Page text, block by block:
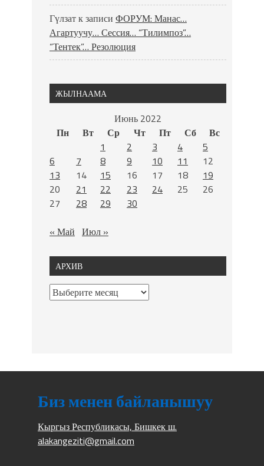
Гүлзатк записи ФОРУМ: Манас…
Агартуучу… Сессия… “Тилимпоз”…
“Тентек”… Резолюция
ЖЫЛНААМА
Июнь 2022
Пн
Вт Ср Чт Пт Сб
Вс
1
2 3 4
5
6
7 8 9 10 11
12
13
14 15 16 17 18
19
20
21 22 23 24 25
26
27
28 29
30
« Май Июл »
АРХИВ
Биз менен байланышуу
Кыргыз Республикасы, Бишкек ш.
alakangeziti@gmail.com